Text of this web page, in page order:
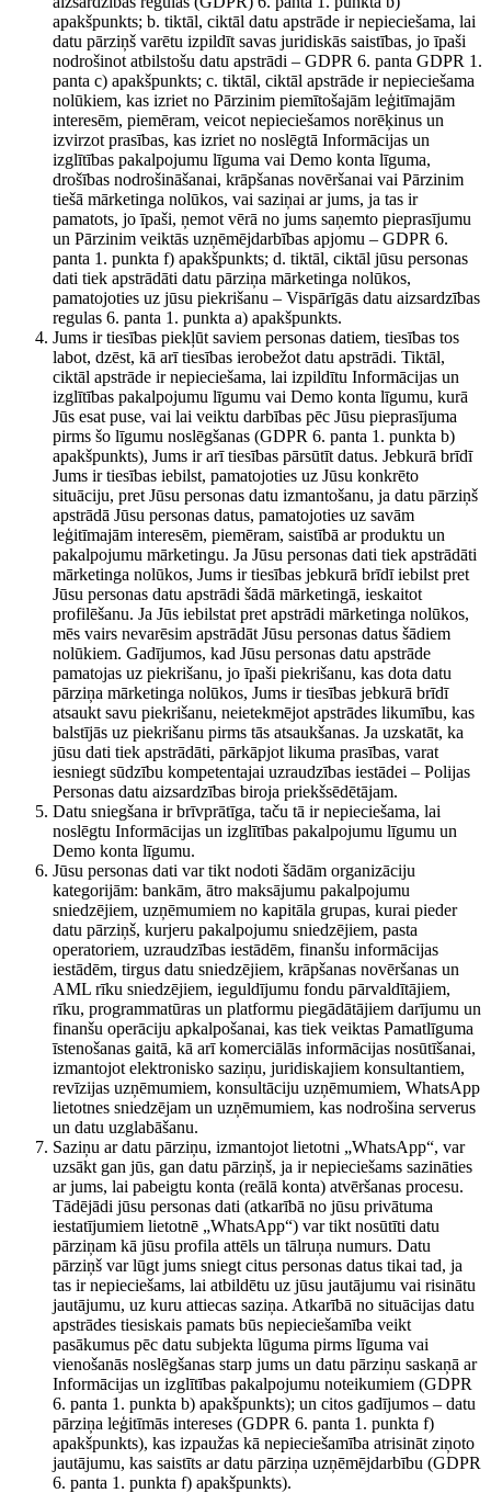
apakšpunkts; b. tiktāl, ciktāl datu apstrāde ir nepieciešama, lai
datu pārziņš varētu izpildīt savas juridiskās saistības, jo īpaši
nodrošinot atbilstošu datu apstrādi – GDPR 6. panta GDPR 1.
panta c) apakšpunkts; c. tiktāl, ciktāl apstrāde ir nepieciešama
nolūkiem, kas izriet no Pārzinim piemītošajām leģitīmajām
interesēm, piemēram, veicot nepieciešamos norēķinus un
izvirzot prasības, kas izriet no noslēgtā Informācijas un
izglītības pakalpojumu līguma vai Demo konta līguma,
drošības nodrošināšanai, krāpšanas novēršanai vai Pārzinim
tiešā mārketinga nolūkos, vai saziņai ar jums, ja tas ir
pamatots, jo īpaši, ņemot vērā no jums saņemto pieprasījumu
un Pārzinim veiktās uzņēmējdarbības apjomu – GDPR 6.
panta 1. punkta f) apakšpunkts; d. tiktāl, ciktāl jūsu personas
dati tiek apstrādāti datu pārziņa mārketinga nolūkos,
pamatojoties uz jūsu piekrišanu – Vispārīgās datu aizsardzības
regulas 6. panta 1. punkta a) apakšpunkts.
Jums ir tiesības piekļūt saviem personas datiem, tiesības tos
labot, dzēst, kā arī tiesības ierobežot datu apstrādi. Tiktāl,
ciktāl apstrāde ir nepieciešama, lai izpildītu Informācijas un
izglītības pakalpojumu līgumu vai Demo konta līgumu, kurā
Jūs esat puse, vai lai veiktu darbības pēc Jūsu pieprasījuma
pirms šo līgumu noslēgšanas (GDPR 6. panta 1. punkta b)
apakšpunkts), Jums ir arī tiesības pārsūtīt datus. Jebkurā brīdī
Jums ir tiesības iebilst, pamatojoties uz Jūsu konkrēto
situāciju, pret Jūsu personas datu izmantošanu, ja datu pārziņš
apstrādā Jūsu personas datus, pamatojoties uz savām
leģitīmajām interesēm, piemēram, saistībā ar produktu un
pakalpojumu mārketingu. Ja Jūsu personas dati tiek apstrādāti
mārketinga nolūkos, Jums ir tiesības jebkurā brīdī iebilst pret
Jūsu personas datu apstrādi šādā mārketingā, ieskaitot
profilēšanu. Ja Jūs iebilstat pret apstrādi mārketinga nolūkos,
mēs vairs nevarēsim apstrādāt Jūsu personas datus šādiem
nolūkiem. Gadījumos, kad Jūsu personas datu apstrāde
pamatojas uz piekrišanu, jo īpaši piekrišanu, kas dota datu
pārziņa mārketinga nolūkos, Jums ir tiesības jebkurā brīdī
atsaukt savu piekrišanu, neietekmējot apstrādes likumību, kas
balstījās uz piekrišanu pirms tās atsaukšanas. Ja uzskatāt, ka
jūsu dati tiek apstrādāti, pārkāpjot likuma prasības, varat
iesniegt sūdzību kompetentajai uzraudzības iestādei – Polijas
Personas datu aizsardzības biroja priekšsēdētājam.
Datu sniegšana ir brīvprātīga, taču tā ir nepieciešama, lai
noslēgtu Informācijas un izglītības pakalpojumu līgumu un
Demo konta līgumu.
Jūsu personas dati var tikt nodoti šādām organizāciju
kategorijām: bankām, ātro maksājumu pakalpojumu
sniedzējiem, uzņēmumiem no kapitāla grupas, kurai pieder
datu pārziņš, kurjeru pakalpojumu sniedzējiem, pasta
operatoriem, uzraudzības iestādēm, finanšu informācijas
iestādēm, tirgus datu sniedzējiem, krāpšanas novēršanas un
AML rīku sniedzējiem, ieguldījumu fondu pārvaldītājiem,
rīku, programmatūras un platformu piegādātājiem darījumu un
finanšu operāciju apkalpošanai, kas tiek veiktas Pamatlīguma
īstenošanas gaitā, kā arī komerciālās informācijas nosūtīšanai,
izmantojot elektronisko saziņu, juridiskajiem konsultantiem,
revīzijas uzņēmumiem, konsultāciju uzņēmumiem, WhatsApp
lietotnes sniedzējam un uzņēmumiem, kas nodrošina serverus
un datu uzglabāšanu.
Saziņu ar datu pārziņu, izmantojot lietotni „WhatsApp“, var
uzsākt gan jūs, gan datu pārziņš, ja ir nepieciešams sazināties
ar jums, lai pabeigtu konta (reālā konta) atvēršanas procesu.
Tādējādi jūsu personas dati (atkarībā no jūsu privātuma
iestatījumiem lietotnē „WhatsApp“) var tikt nosūtīti datu
pārziņam kā jūsu profila attēls un tālruņa numurs. Datu
pārziņš var lūgt jums sniegt citus personas datus tikai tad, ja
tas ir nepieciešams, lai atbildētu uz jūsu jautājumu vai risinātu
jautājumu, uz kuru attiecas saziņa. Atkarībā no situācijas datu
apstrādes tiesiskais pamats būs nepieciešamība veikt
pasākumus pēc datu subjekta lūguma pirms līguma vai
vienošanās noslēgšanas starp jums un datu pārziņu saskaņā ar
Informācijas un izglītības pakalpojumu noteikumiem (GDPR
6. panta 1. punkta b) apakšpunkts); un citos gadījumos – datu
pārziņa leģitīmās intereses (GDPR 6. panta 1. punkta f)
apakšpunkts), kas izpaužas kā nepieciešamība atrisināt ziņoto
jautājumu, kas saistīts ar datu pārziņa uzņēmējdarbību (GDPR
6. panta 1. punkta f) apakšpunkts).